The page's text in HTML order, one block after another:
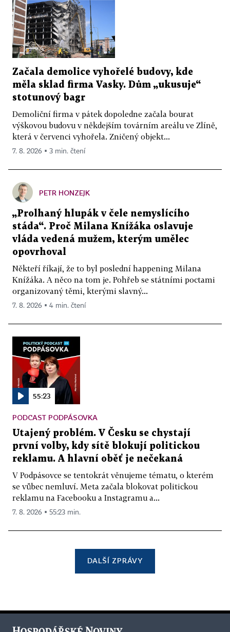
Začala demolice vyhořelé budovy, kde
měla sklad firma Vasky. Dům „ukusuje“
stotunový bagr
Demoliční firma v pátek dopoledne začala bourat
výškovou budovu v někdejším továrním areálu ve Zlíně,
která v červenci vyhořela. Zničený objekt...
7. 8. 2026 ▪ 3 min. čtení
PETR HONZEJK
„Prolhaný hlupák v čele nemyslícího
stáda“. Proč Milana Knížáka oslavuje
vláda vedená mužem, kterým umělec
opovrhoval
Někteří říkají, že to byl poslední happening Milana
Knížáka. A něco na tom je. Pohřeb se státními poctami
organizovaný těmi, kterými slavný...
7. 8. 2026 ▪ 4 min. čtení
55:23
PODCAST PODPÁSOVKA
Utajený problém. V Česku se chystají
první volby, kdy sítě blokují politickou
reklamu. A hlavní oběť je nečekaná
V Podpásovce se tentokrát věnujeme tématu, o kterém
se vůbec nemluví. Meta začala blokovat politickou
reklamu na Facebooku a Instagramu a...
7. 8. 2026 ▪ 55:23 min.
DALŠÍ ZPRÁVY